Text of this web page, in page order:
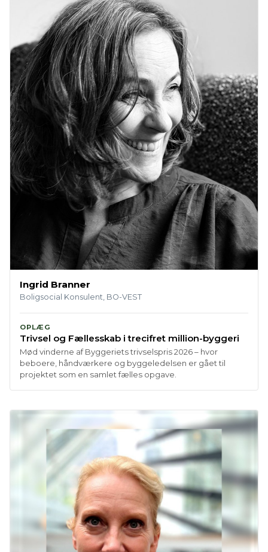
Ingrid Branner
Boligsocial Konsulent, BO-VEST
OPLÆG
Trivsel og Fællesskab i trecifret million-byggeri
Mød vinderne af Byggeriets trivselspris 2026 – hvor
beboere, håndværkere og byggeledelsen er gået til
projektet som en samlet fælles opgave.